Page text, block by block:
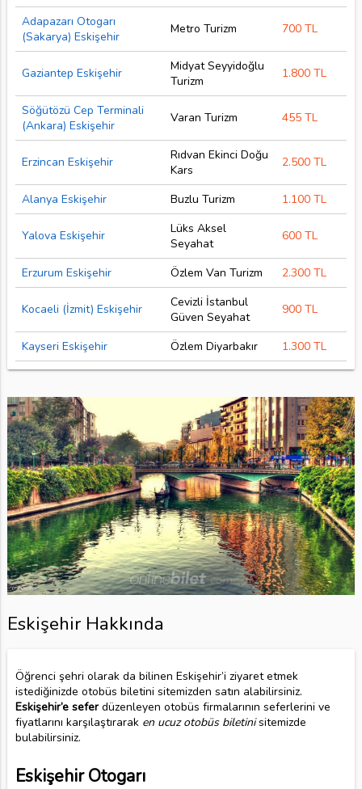
Adapazarı Otogarı
(Sakarya) Eskişehir
Metro Turizm 700 TL
Gaziantep Eskişehir
Midyat Seyyidoğlu
Turizm
1.800 TL
Söğütözü Cep Terminali
(Ankara) Eskişehir
Varan Turizm 455 TL
Erzincan Eskişehir
Rıdvan Ekinci Doğu
Kars
2.500 TL
Alanya Eskişehir Buzlu Turizm 1.100 TL
Yalova Eskişehir
Lüks Aksel
Seyahat
600 TL
Erzurum Eskişehir Özlem Van Turizm 2.300 TL
Kocaeli (İzmit) Eskişehir
Cevizli İstanbul
Güven Seyahat
900 TL
Kayseri Eskişehir Özlem Diyarbakır 1.300 TL
Eskişehir Hakkında
Öğrenci şehri olarak da bilinen Eskişehir’i ziyaret etmek
istediğinizde otobüs biletini sitemizden satın alabilirsiniz.
Eskişehir’e seferdüzenleyen otobüs firmalarının seferlerini ve
fiyatlarını karşılaştırarak en ucuz otobüs biletinisitemizde
bulabilirsiniz.
Eskişehir Otogarı